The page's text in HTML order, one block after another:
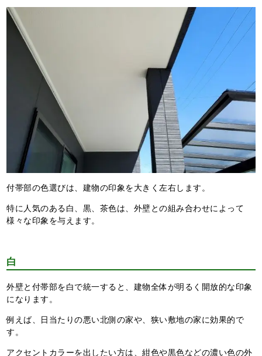
付帯部の色選びは、建物の印象を大きく左右します。
特に人気のある白、黒、茶色は、外壁との組み合わせによって
様々な印象を与えます。
白
外壁と付帯部を白で統一すると、建物全体が明るく開放的な印象
になります。
例えば、日当たりの悪い北側の家や、狭い敷地の家に効果的で
す。
アクセントカラーを出したい方は、紺色や黒色などの濃い色の外